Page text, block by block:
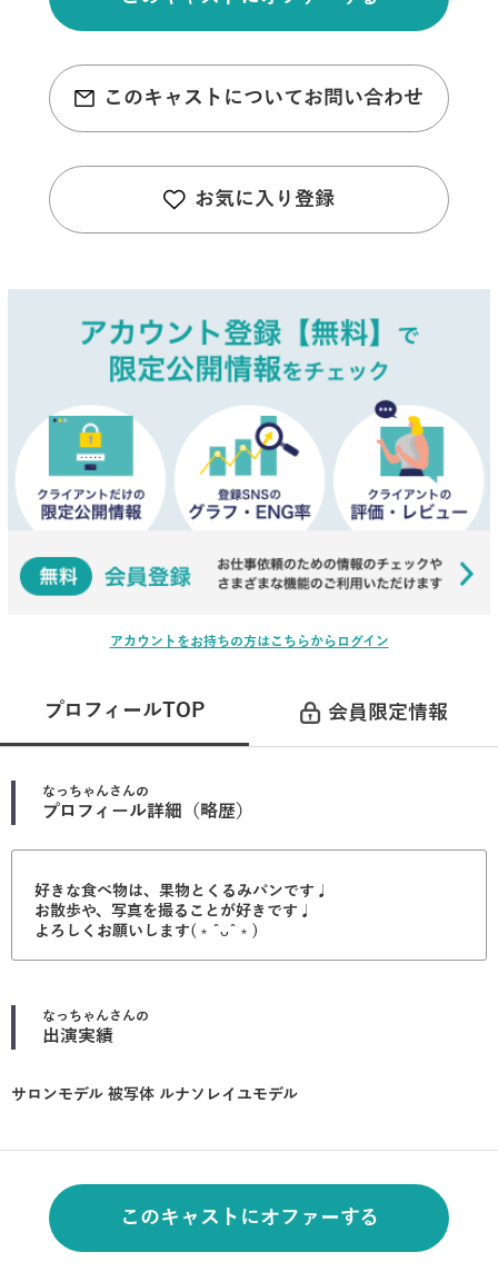
このキャストについてお問い合わせ
お気に入り登録
アカウントをお持ちの方はこちらからログイン
プロフィールTOP 会員限定情報
なっちゃん さんの
プロフィール詳細（略歴）
好きな食べ物は、果物とくるみパンです♩
お散歩や、写真を撮ることが好きです♩
よろしくお願いします(﹡ˆᴗˆ﹡)
なっちゃん さんの
出演実績
サロンモデル 被写体 ルナソレイユモデル
このキャストにオファーする